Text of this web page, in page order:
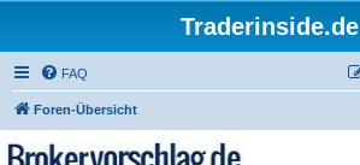
Traderinside.de
FAQ
Foren-Übersicht